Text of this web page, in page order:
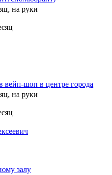
на руки
вейп-шоп в центре города
на руки
залу